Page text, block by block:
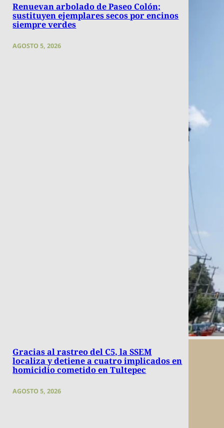
Renuevan arbolado de Paseo Colón;
sustituyen ejemplares secos por encinos
siempre verdes
AGOSTO 5, 2026
Gracias al rastreo del C5, la SSEM
localiza y detiene a cuatro implicados en
homicidio cometido en Tultepec
AGOSTO 5, 2026